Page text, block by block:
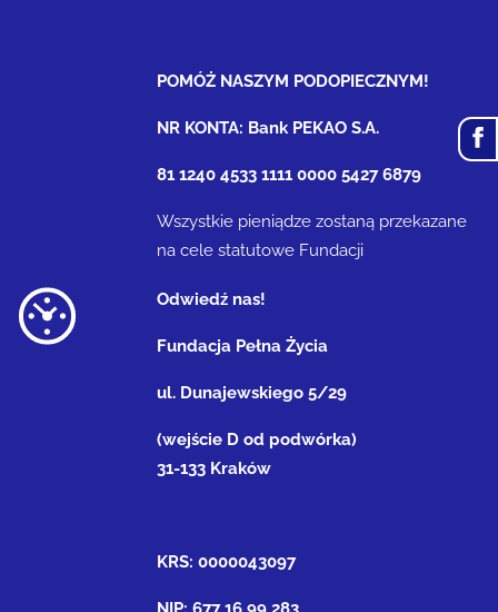
POMÓŻ NASZYM PODOPIECZNYM!
NR KONTA: Bank PEKAO S.A.
81 1240 4533 1111 0000 5427 6879
Wszystkie pieniądze zostaną przekazane
na cele statutowe Fundacji
Odwiedź nas!
Fundacja Pełna Życia
ul. Dunajewskiego 5/29
(wejście D od podwórka)
31-133 Kraków
KRS: 0000043097